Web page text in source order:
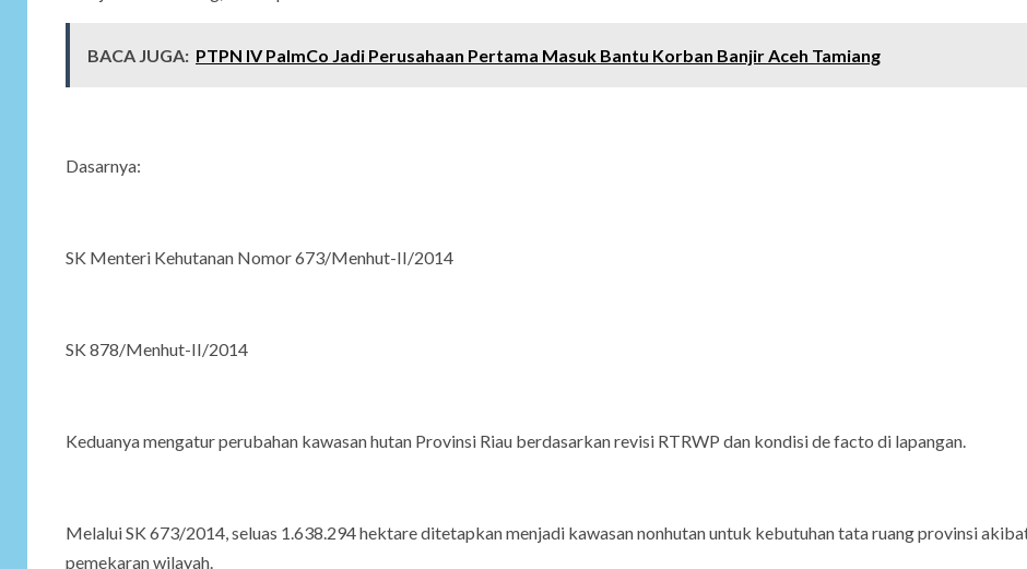
BACA JUGA: PTPN IV PalmCo Jadi Perusahaan Pertama Masuk Bantu Korban Banjir Aceh Tamiang
Dasarnya:
SK Menteri Kehutanan Nomor 673/Menhut-II/2014
SK 878/Menhut-II/2014
Keduanya mengatur perubahan kawasan hutan Provinsi Riau berdasarkan revisi RTRWP dan kondisi de facto di lapangan.
Melalui SK 673/2014, seluas 1.638.294 hektare ditetapkan menjadi kawasan nonhutan untuk kebutuhan tata ruang provinsi
pemekaran wilayah.